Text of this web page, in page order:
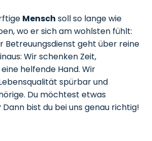
Mensch soll so lange wie
wo er sich am wohlsten fühlt:
Betreuungsdienst geht über reine
Wir schenken Zeit,
helfende Hand. Wir
spürbar und
Du möchtest etwas
Dann bist du bei uns genau richtig!